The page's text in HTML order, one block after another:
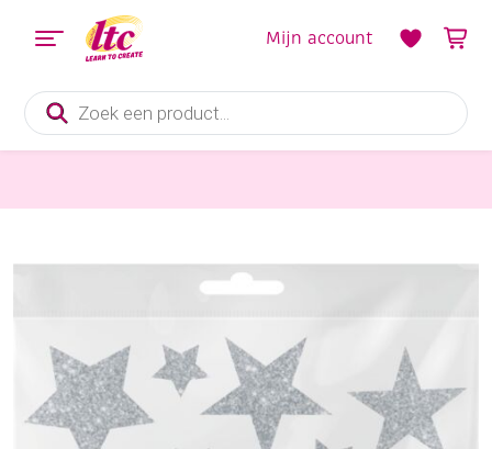
Producten
zoeken
Mijn account